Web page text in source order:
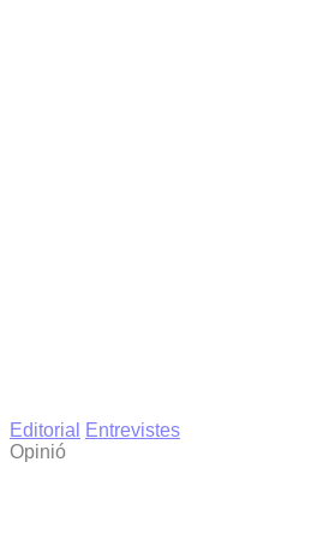
Editorial
Entrevistes
Opinió